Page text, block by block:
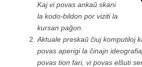
Kaj vi povas ankaŭ skani
la kodo-bildon por viziti la
kursan paĝon.
Aktuale preskaŭ ĉiuj komputiloj
povas aperigi la ĉinajn
povas tion fari, vi povas elŝuti